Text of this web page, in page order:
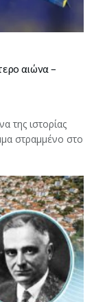
αιώνα –
της ιστορίας
στραμμένο στο